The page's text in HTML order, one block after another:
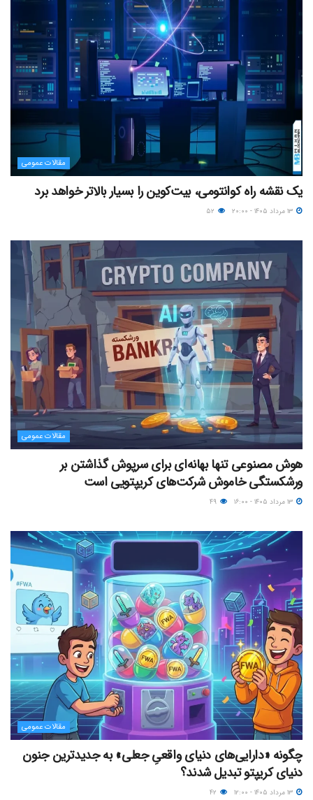
مقالات عمومی
یک نقشه راه کوانتومی، بیت‌کوین را بسیار بالاتر خواهد برد
مقالات عمومی
هوش مصنوعی تنها بهانه‌ای برای سرپوش گذاشتن بر
ورشکستگی خاموش شرکت‌های کریپتویی است
مقالات عمومی
چگونه «دارایی‌های دنیای واقعیِ جعلی» به جدیدترین جنون
دنیای کریپتو تبدیل شدند؟